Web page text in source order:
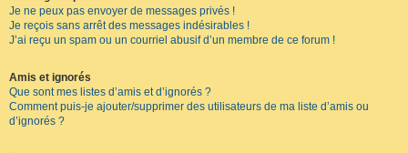
Je ne peux pas envoyer de messages privés !
Je reçois sans arrêt des messages indésirables !
J’ai reçu un spam ou un courriel abusif d’un membre de ce forum !
Amis et ignorés
Que sont mes listes d’amis et d’ignorés ?
Comment puis-je ajouter/supprimer des utilisateurs de ma liste d’amis ou
d’ignorés ?